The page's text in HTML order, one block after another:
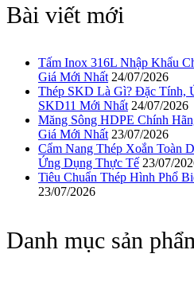
Bài viết mới
Tấm Inox 316L Nhập Khẩu
Giá Mới Nhất 24/07/2026
Thép SKD Là Gì? Đặc Tính,
SKD11 Mới Nhất 24/07/2026
Măng Sông HDPE Chính
Giá Mới Nhất 23/07/2026
Cẩm Nang Thép Xoắn Toàn
Ứng Dụng Thực Tế 23/07/
Tiêu Chuẩn Thép Hình Phổ
23/07/2026
Danh mục sản